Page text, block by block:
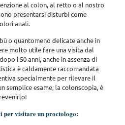
al colon, al retto o al nostro
presentarsi disturbi come
anali.
o quantomeno delicate anche in
molto utile fare una visita dal
i 50 anni, anche in assenza di
è caldamente raccomandata
specialmente per rilevare il
semplice esame, la colonscopia, è
visitare un proctologo: